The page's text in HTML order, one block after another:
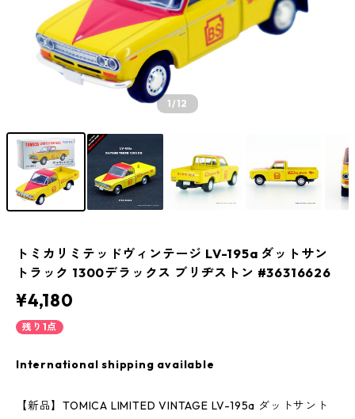
1/12
トミカリミテッドヴィンテージ LV-195a ダットサン
トラック 1300デラックス ブリヂストン #36316626
¥4,180
残り1点
International shipping available
【新品】TOMICA LIMITED VINTAGE LV-195a ダットサント